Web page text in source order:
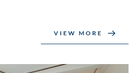
VIEW MORE